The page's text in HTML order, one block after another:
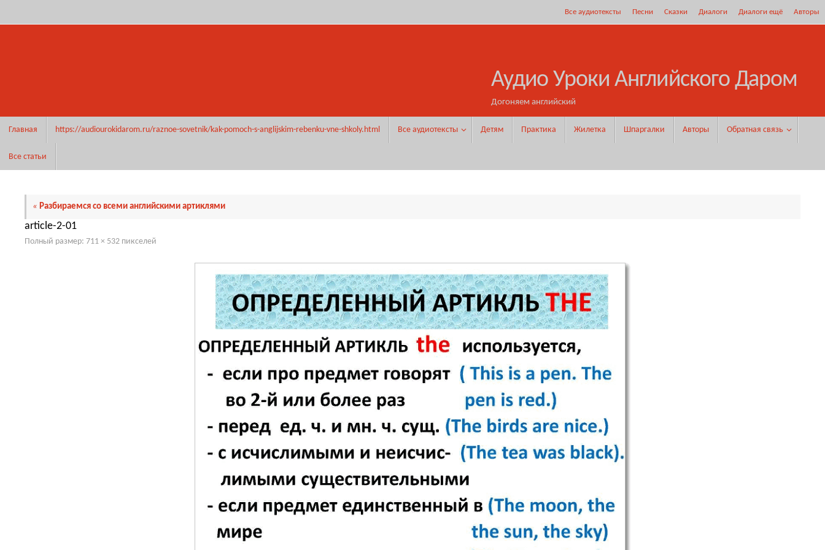
к
Все аудиотексты Песни Сказки Диалоги Диалоги ещё Авторы
Аудио Уроки Английского Даром
Догоняем английский
Главная https://audiourokidarom.ru/raznoe-sovetnik/kak-pomoch-s-anglijskim-rebenku-vne-shkoly.html Все аудиотексты Детям Практика Жилетка Шпаргалки Авторы Обратная связь
Все статьи
« Разбираемся со всеми английскими артиклями
article-2-01
Полный размер: 711 × 532 пикселей